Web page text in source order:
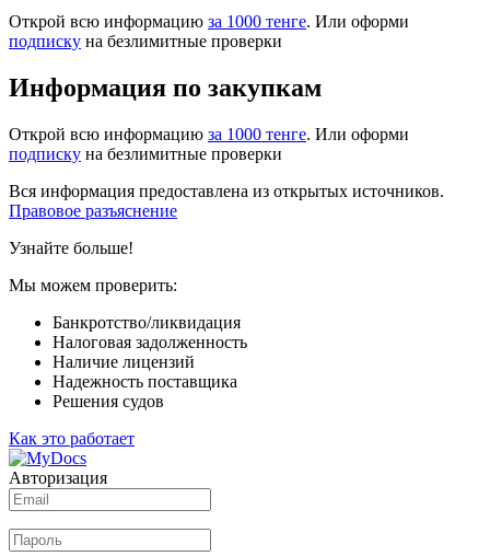
Открой всю информацию за 1000 тенге. Или оформи
подписку на безлимитные проверки
Информация по закупкам
Открой всю информацию за 1000 тенге. Или оформи
подписку на безлимитные проверки
Вся информация предоставлена из открытых источников.
Правовое разъяснение
Узнайте больше!
Мы можем проверить:
Банкротство/ликвидация
Налоговая задолженность
Наличие лицензий
Надежность поставщика
Решения судов
Как это работает
Авторизация